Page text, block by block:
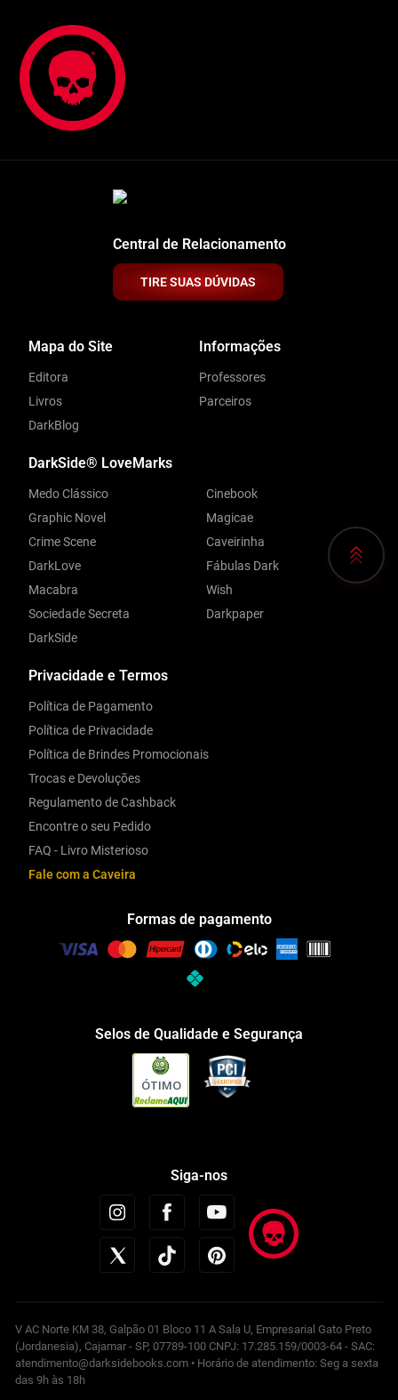
Central de Relacionamento
TIRE SUAS DÚVIDAS
Privacidade e Termos
Política de Pagamento
Política de Privacidade
Política de Brindes Promocionais
Trocas e Devoluções
Regulamento de Cashback
Encontre o seu Pedido
FAQ - Livro Misterioso
Fale com a Caveira
Mapa do Site
Editora
Livros
DarkBlog
Informações
Professores
Parceiros
DarkSide® LoveMarks
Medo Clássico
Graphic Novel
Crime Scene
DarkLove
Macabra
Sociedade Secreta
DarkSide
Cinebook
Magicae
Caveirinha
Fábulas Dark
Wish
Darkpaper
Formas de pagamento
Selos de Qualidade e Segurança
ÓTIMO
Siga-nos
V AC Norte KM 38, Galpão 01 Bloco 11 A Sala U, Empresarial Gato Preto
(Jordanesia), Cajamar - SP, 07789-100 CNPJ: 17.285.159/0003-64 - SAC:
atendimento@darksidebooks.com • Horário de atendimento: Seg a sexta
das 9h às 18h